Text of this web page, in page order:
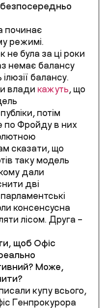
починає
режимі.
не була за ці роки
немає балансу
балансу.
влади кажуть, що
потім
по Фройду в них
сказати, що
таку модель
дали
дві
консенсусна
лісом. Друга –
щоб Офіс
Може,
купу всього,
Генпрокурора